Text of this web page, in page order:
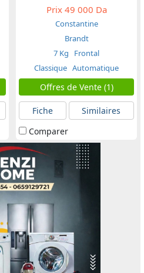
Prix49 000 Da
Constantine
Brandt
7 Kg
Frontal
Classique Automatique
Offres de Vente (1)
Fiche
Similaires
Comparer